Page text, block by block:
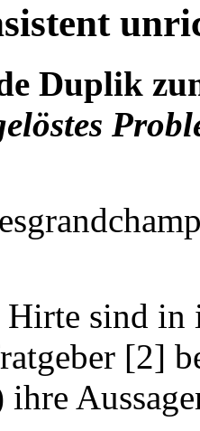
Duplik
sind
[2]